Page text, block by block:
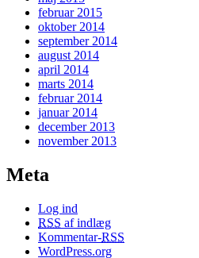
februar 2015
oktober 2014
september 2014
august 2014
april 2014
marts 2014
februar 2014
januar 2014
december 2013
november 2013
Meta
Log ind
RSS af indlæg
Kommentar-RSS
WordPress.org